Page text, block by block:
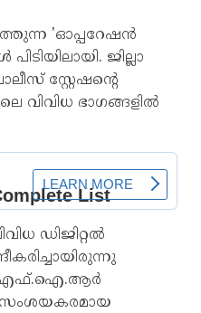
'ഓപ്പറേഷൻ
ജില്ലാ
സ്റ്റേഷന്റെ
വിവിധ ഭാഗങ്ങളിൽ
ഡിജിറ്റൽ
എഫ്.ഐ.ആർ
സംശയകരമായ